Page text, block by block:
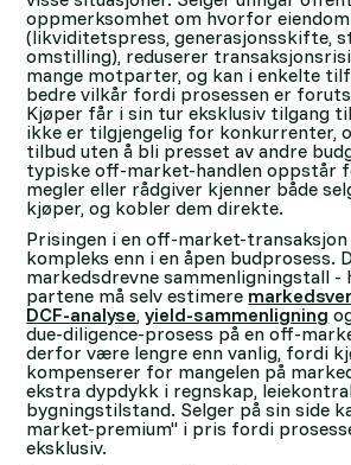
oppmerksomhet om hvorfor
(likviditetspress, generasjonsskifte,
omstilling), reduserer
mange motparter, og kan i enkelte
bedre vilkår fordi prosessen er
Kjøper får i sin tur eksklusiv tilgang
ikke er tilgjengelig for konkurrenter,
tilbud uten å bli presset av andre
typiske off-market-handlen oppstår
megler eller rådgiver kjenner både
kjøper, og kobler dem direkte.
Prisingen i en off-market-
kompleks enn i en åpen budprosess.
markedsdrevne sammenligningstall -
partene må selv estimere
DCF-analyse,yield-sammenligning
due-diligence-prosess på en off-
derfor være lengre enn vanlig, fordi
kompenserer for mangelen på
ekstra dypdykk i regnskap,
bygningstilstand. Selger på sin side
market-premium" i pris fordi
eksklusiv.